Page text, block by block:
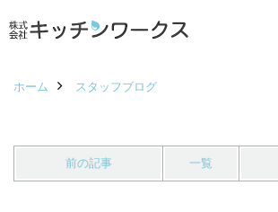
ホーム スタッフブログ
前の記事 一覧